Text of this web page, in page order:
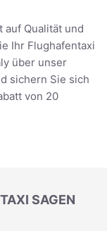
auf Qualität und
Ihr Flughafentaxi
über unser
sichern Sie sich
von 20
SAGEN